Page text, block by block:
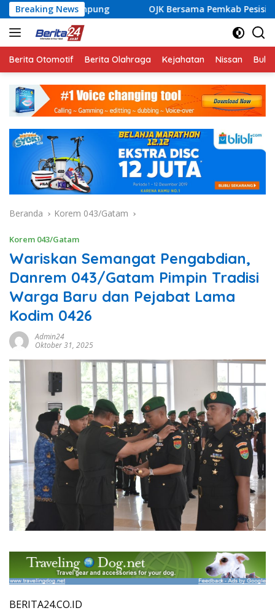
Langsung
ke
konten
Breaking NewsOJK Bersama Pemkab Pesisir Barat Wujudkan
Berita Otomotif Berita Olahraga Kejahatan Nissan
Beranda Korem 043/Gatam
Korem 043/Gatam
Wariskan Semangat Pengabdian,
Danrem 043/Gatam Pimpin Tradisi
Warga Baru dan Pejabat Lama
Kodim 0426
Admin24
Oktober 31, 2025
BERITA24.CO.ID